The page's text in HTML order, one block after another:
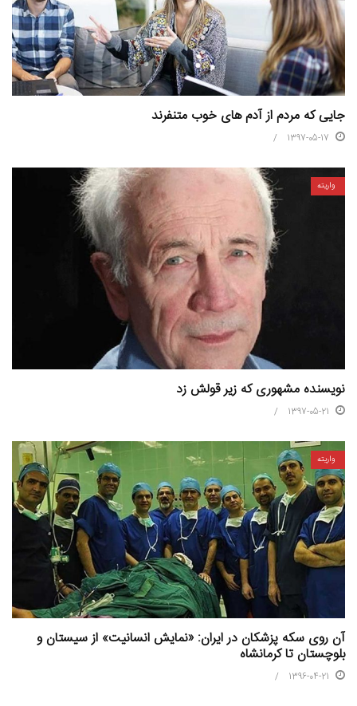
جایی که مردم از آدم های خوب متنفرند
1397-05-17
واریته
نویسنده‌ مشهوری که زیر قولش زد
1397-05-21
واریته
آن روی سکه پزشکان در ایران: «نمایش انسانیت» از سیستان و
بلوچستان تا کرمانشاه
1396-04-21